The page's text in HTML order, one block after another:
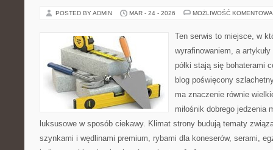
POSTED BY ADMIN MAR - 24 - 2026 MOŻLIWOŚĆ
Ten serwis to miejsce, w
wyrafinowaniem, a
półki stają się bohaterami
blog poświęcony
ma znaczenie równie
miłośnik dobrego jedzenia
luksusowe w sposób ciekawy. Klimat strony budują tematy
szynkami i wędlinami premium, rybami dla koneserów, serami,